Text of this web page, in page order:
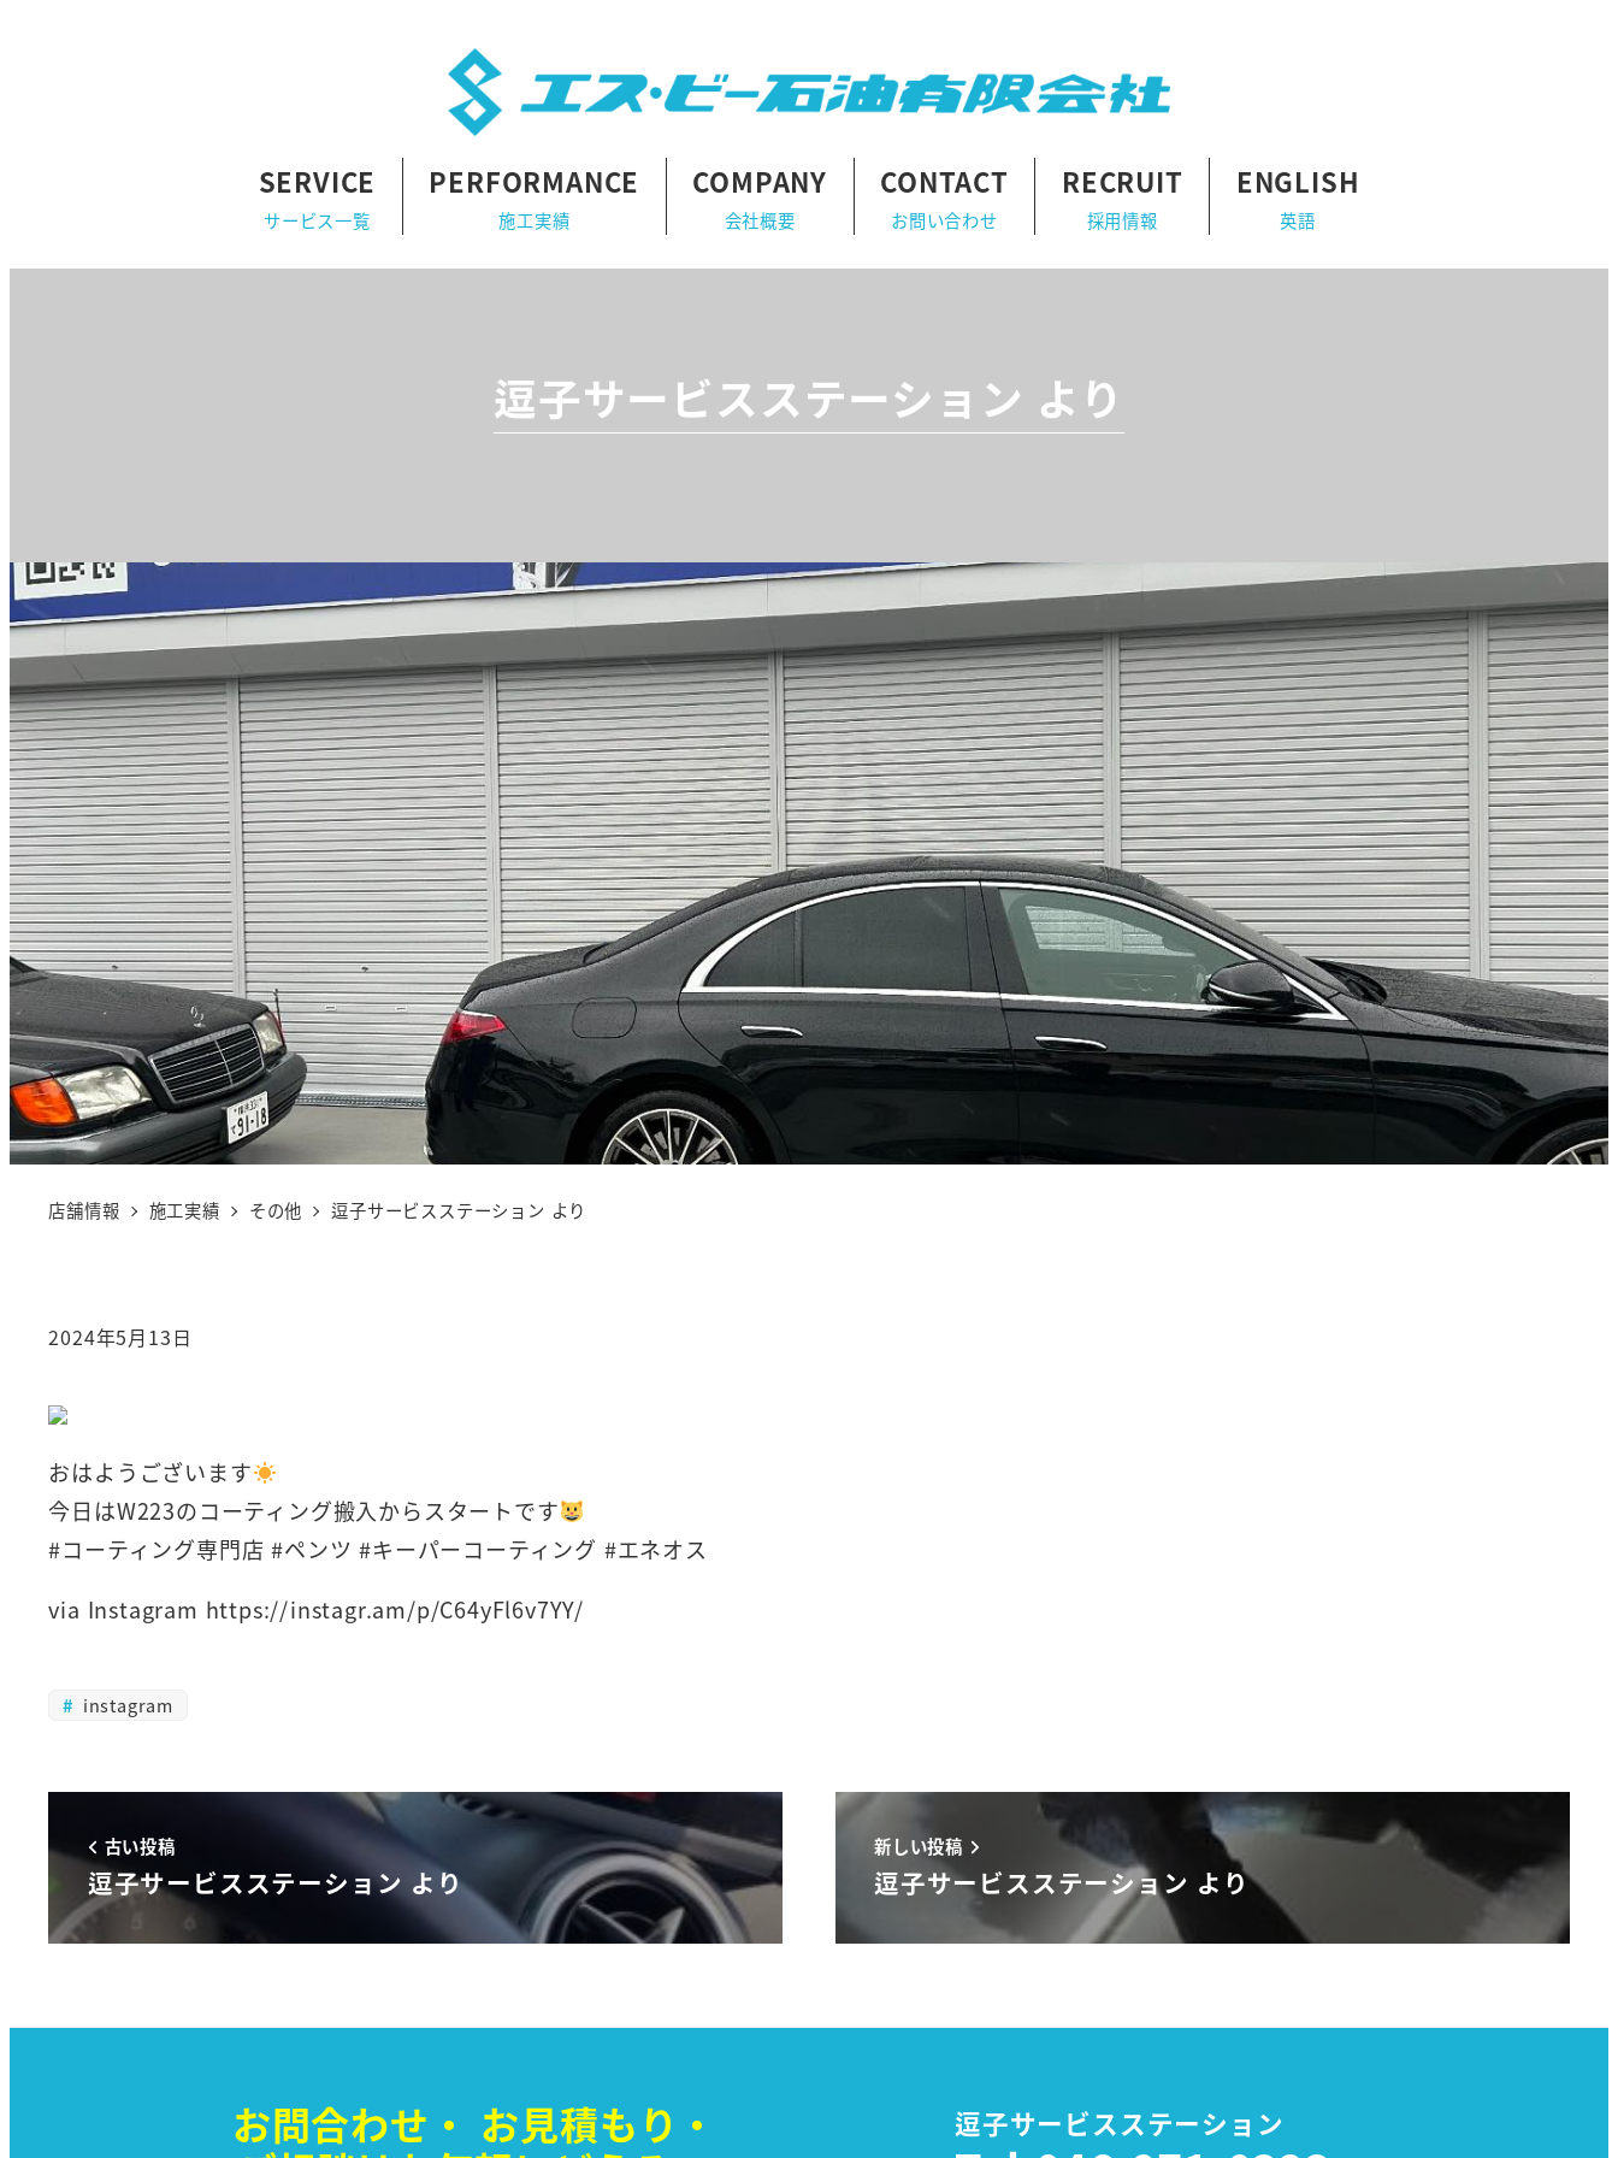
SERVICE
サービス一覧
PERFORMANCE
施工実績
COMPANY
会社概要
CONTACT
お問い合わせ
RECRUIT
採用情報
ENGLISH
英語
逗子サービスステーション より
店舗情報 施工実績 その他 逗子サービスステーション より
2024年5月13日
おはようございます
今日はW223のコーティング搬入からスタートです
#コーティング専門店 #ペンツ #キーパーコーティング #エネオス
via Instagram https://instagr.am/p/C64yFl6v7YY/
instagram
古い投稿
逗子サービスステーション より
新しい投稿
逗子サービスステーション より
お問合わせ・ お見積もり・
逗子サービスステーション